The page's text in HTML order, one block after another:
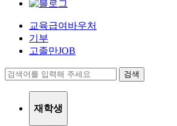
교육급여바우처
기부
고졸만JOB
검색
재학생